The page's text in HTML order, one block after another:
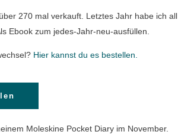
270 mal verkauft. Letztes Jahr habe ich all
Ebook zum jedes-Jahr-neu-ausfüllen.
Hier kannst du es bestellen.
Moleskine Pocket Diary im November.